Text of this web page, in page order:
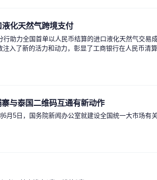
化天然气跨境支付
助力全国首单以人民币结算的进口液化天然气交
入了新的活力和动力，彰显了工商银行在人民币清
与泰国二维码互通有新动作
5日，国务院新闻办公室就建设全国统一大市场有